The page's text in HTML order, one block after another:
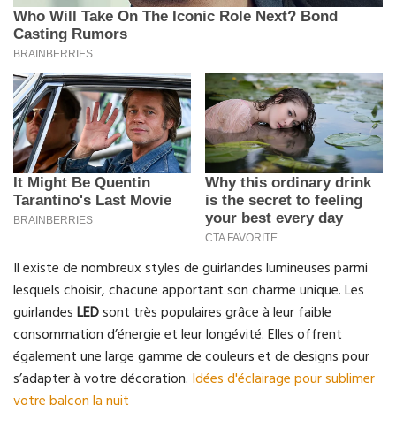
Il existe de nombreux styles de guirlandes lumineuses parmi
lesquels choisir, chacune apportant son charme unique. Les
guirlandes LEDsont très populaires grâce à leur faible
consommation d’énergie et leur longévité. Elles offrent
également une large gamme de couleurs et de designs pour
s’adapter à votre décoration. Idées d'éclairage pour sublimer
votre balcon la nuit